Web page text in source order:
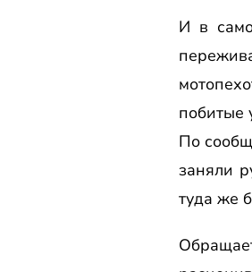
И в
побитые
По
заняли
туда же